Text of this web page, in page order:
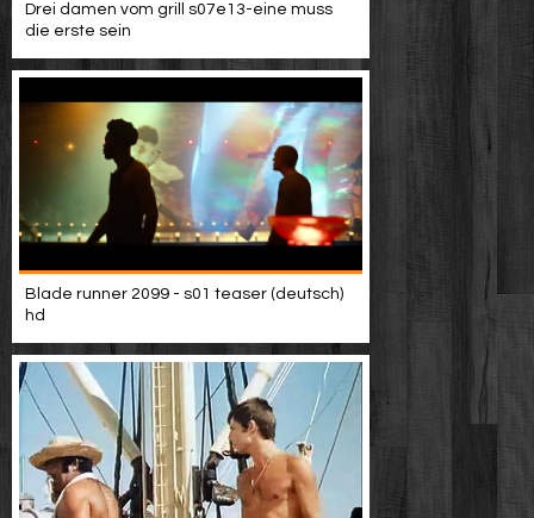
Drei damen vom grill s07e13-eine muss
die erste sein
Blade runner 2099 - s01 teaser (deutsch)
hd